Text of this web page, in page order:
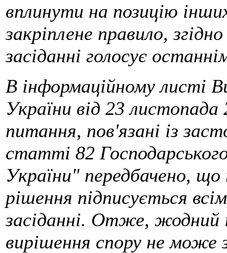
вплинути на позицію
закріплене правило,
засіданні голосує
В інформаційному листі
України від 23
питання, пов'язані із
статті 82
України" передбачено,
рішення підписується
засіданні. Отже, жодний
вирішення спору не може